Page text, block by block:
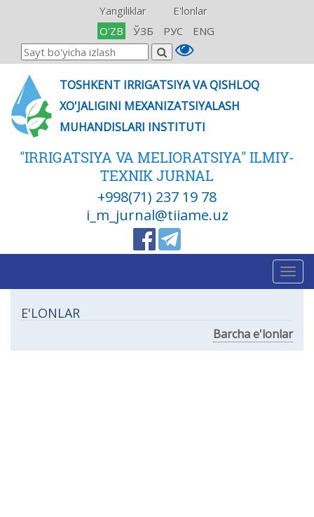
Yangiliklar
E'lonlar
O'ZB
ЎЗБ РУС ENG
TOSHKENT IRRIGATSIYA VA QISHLOQ
XO'JALIGINI MEXANIZATSIYALASH
MUHANDISLARI INSTITUTI
"IRRIGATSIYA VA MELIORATSIYA" ILMIY-
TEXNIK JURNAL
+998(71) 237 19 78
i_m_jurnal@tiiame.uz
E'LONLAR
Barcha e'lonlar